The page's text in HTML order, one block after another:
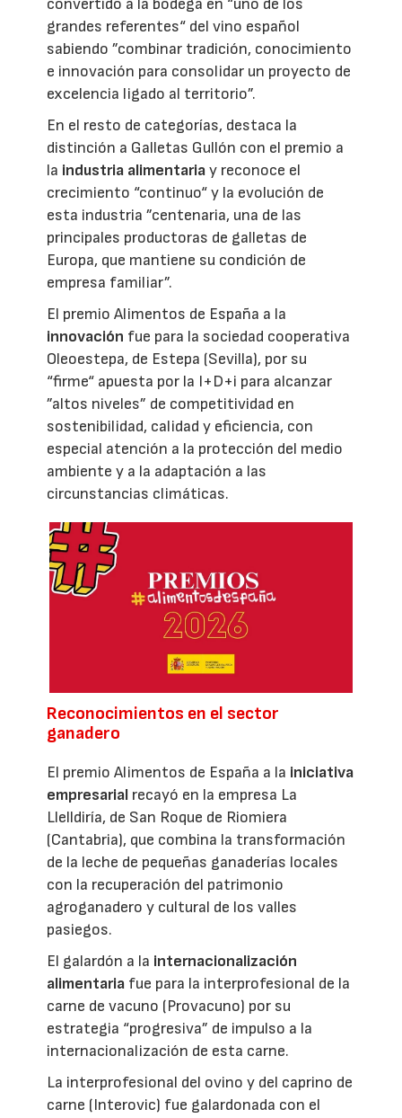
grandes referentes“ del vino español
sabiendo ”combinar tradición, conocimiento
e innovación para consolidar un proyecto de
excelencia ligado al territorio”.
En el resto de categorías, destaca la
distinción a Galletas Gullón con el premio a
la industria alimentariay reconoce el
crecimiento “continuo“ y la evolución de
esta industria ”centenaria, una de las
principales productoras de galletas de
Europa, que mantiene su condición de
empresa familiar”.
El premio Alimentos de España a la
innovación fue para la sociedad cooperativa
Oleoestepa, de Estepa (Sevilla), por su
“firme“ apuesta por la I+D+i para alcanzar
”altos niveles” de competitividad en
sostenibilidad, calidad y eficiencia, con
especial atención a la protección del medio
ambiente y a la adaptación a las
circunstancias climáticas.
Reconocimientos en el sector
ganadero
El premio Alimentos de España a la iniciativa
empresarial recayó en la empresa La
Llelldiría, de San Roque de Riomiera
(Cantabria), que combina la transformación
de la leche de pequeñas ganaderías locales
con la recuperación del patrimonio
agroganadero y cultural de los valles
pasiegos.
El galardón a la internacionalización
alimentaria fue para la interprofesional de la
carne de vacuno (Provacuno) por su
estrategia “progresiva” de impulso a la
internacionalización de esta carne.
La interprofesional del ovino y del caprino de
carne (Interovic) fue galardonada con el